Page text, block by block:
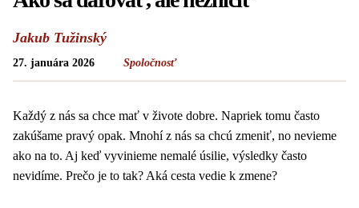
Každý z nás sa chce mať v živote dobre. Napriek tomu často
zakúšame pravý opak. Mnohí z nás sa chcú zmeniť, no nevieme
nevidíme. Prečo je to tak? Aká cesta vedie k zmene?
Nebudem ponúkať instantné rady zo sebarozvojových príručiek.
Zatiahneme na hlbinu. Ukážeme si kroky, ktoré vedú k premene